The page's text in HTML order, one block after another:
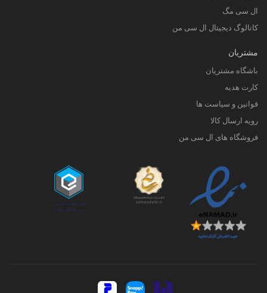
ال سی مگ
کاتالوگ دیجیتال ال سی من
مشتریان
باشگاه مشتریان
کارت هدیه
قوانین و سیاست ها
رویه ارسال کالا
فروشگاه های ال سی من